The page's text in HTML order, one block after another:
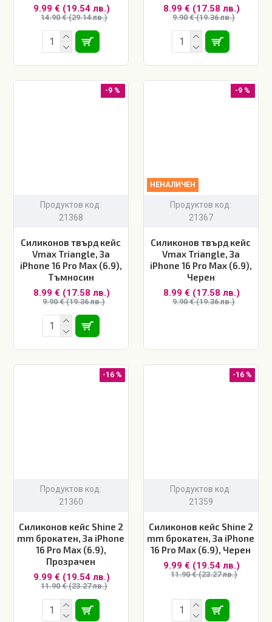
9.99 € (19.54 лв.)
14.90 € (29.14 лв.)
8.99 € (17.58 лв.)
9.90 € (19.36 лв.)
-9 %
Продуктов код:
21368
Силиконов твърд кейс
Vmax Triangle, За
iPhone 16 Pro Max (6.9),
Тъмносин
8.99 € (17.58 лв.)
9.90 € (19.36 лв.)
-9 %
НЕНАЛИЧЕН
Продуктов код:
21367
Силиконов твърд кейс
Vmax Triangle, За
iPhone 16 Pro Max (6.9),
Черен
8.99 € (17.58 лв.)
9.90 € (19.36 лв.)
-16 %
Продуктов код:
21360
Силиконов кейс Shine 2
mm брокатен, За iPhone
16 Pro Max (6.9),
Прозрачен
9.99 € (19.54 лв.)
11.90 € (23.27 лв.)
-16 %
Продуктов код:
21359
Силиконов кейс Shine 2
mm брокатен, За iPhone
16 Pro Max (6.9), Черен
9.99 € (19.54 лв.)
11.90 € (23.27 лв.)